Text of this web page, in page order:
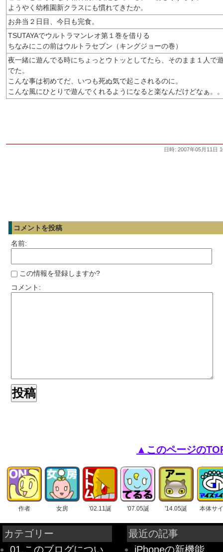
ようやく幼稚園新クラスにも慣れてきたか。
お弁当２日目、今日も完食。
TSUTAYAでウルトラマンレオ第１巻を借りる
ちなみにこの前はウルトラセブン（キングジョーの巻）
夜一緒に遊んでる時にちょっとウトッとしてたら、そのまま１人で
でた。
こんな事は初めてだ、いつも死ぬ気で起こされるのに。
こんな風にひとりで遊んでくれるようになると楽なんだけどなぁ。
日時: 2007年05月11日
コメントを投稿
名前:
この情報を登録しますか?
コメント:
▲このページの
作者 女房 '02.11誕 '07.05誕 '14.05誕 本体サ
カテゴリー
01.このブログについ
最近の記事
iPhoneの新機能